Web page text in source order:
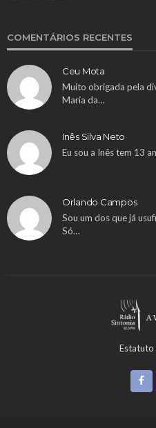
COMENTÁRIOS RECENTES
Ceu Mota
Muito obrigada pela
Maria da…
Inês Silva Neto
Eu sou a Inês tem 13
Orlando Campos
Sou um dos que já
Só…
Estatuto